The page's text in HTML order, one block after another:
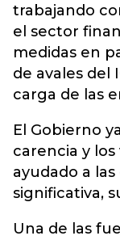
trabajando
el sector
medidas en
de avales del
carga de las
El Gobierno
carencia y
ayudado a
significativa,
Una de las